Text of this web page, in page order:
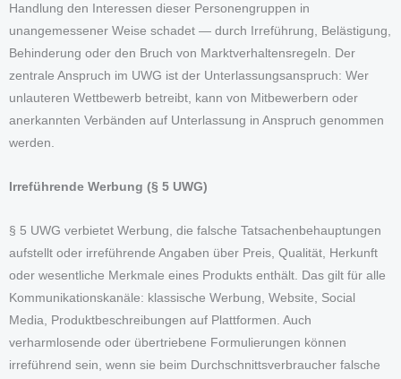
Handlung den Interessen dieser Personengruppen in
unangemessener Weise schadet — durch Irreführung, Belästigung,
Behinderung oder den Bruch von Marktverhaltensregeln. Der
zentrale Anspruch im UWG ist der Unterlassungsanspruch: Wer
unlauteren Wettbewerb betreibt, kann von Mitbewerbern oder
anerkannten Verbänden auf Unterlassung in Anspruch genommen
werden.
Irreführende Werbung (§ 5 UWG)
§ 5 UWG verbietet Werbung, die falsche Tatsachenbehauptungen
aufstellt oder irreführende Angaben über Preis, Qualität, Herkunft
oder wesentliche Merkmale eines Produkts enthält. Das gilt für alle
Kommunikationskanäle: klassische Werbung, Website, Social
Media, Produktbeschreibungen auf Plattformen. Auch
verharmlosende oder übertriebene Formulierungen können
irreführend sein, wenn sie beim Durchschnittsverbraucher falsche